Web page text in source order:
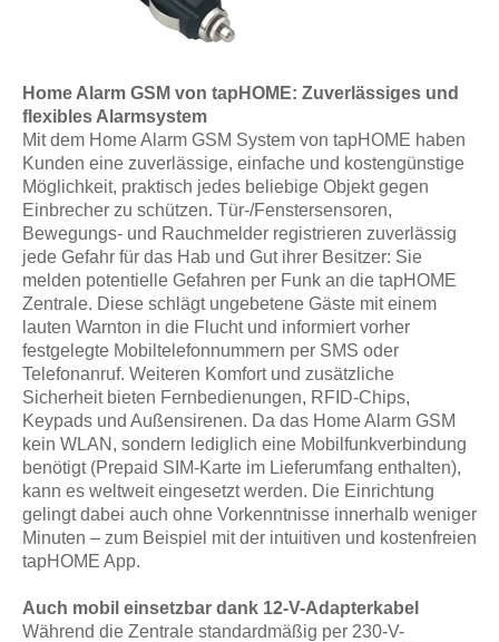
Home Alarm GSM von tapHOME: Zuverlässiges und
flexibles Alarmsystem
Mit dem Home Alarm GSM System von tapHOME haben
Kunden eine zuverlässige, einfache und kostengünstige
Möglichkeit, praktisch jedes beliebige Objekt gegen
Einbrecher zu schützen. Tür-/Fenstersensoren,
Bewegungs- und Rauchmelder registrieren zuverlässig
jede Gefahr für das Hab und Gut ihrer Besitzer: Sie
melden potentielle Gefahren per Funk an die tapHOME
Zentrale. Diese schlägt ungebetene Gäste mit einem
lauten Warnton in die Flucht und informiert vorher
festgelegte Mobiltelefonnummern per SMS oder
Telefonanruf. Weiteren Komfort und zusätzliche
Sicherheit bieten Fernbedienungen, RFID-Chips,
Keypads und Außensirenen. Da das Home Alarm GSM
kein WLAN, sondern lediglich eine Mobilfunkverbindung
benötigt (Prepaid SIM-Karte im Lieferumfang enthalten),
kann es weltweit eingesetzt werden. Die Einrichtung
gelingt dabei auch ohne Vorkenntnisse innerhalb weniger
Minuten – zum Beispiel mit der intuitiven und kostenfreien
tapHOME App.
Auch mobil einsetzbar dank 12-V-Adapterkabel
Während die Zentrale standardmäßig per 230-V-